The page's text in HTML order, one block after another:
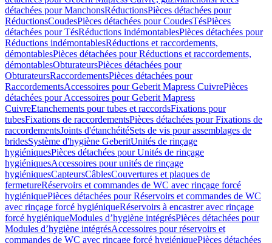
détachées pour ManchonsRéductionsPièces détachées pour
RéductionsCoudesPièces détachées pour CoudesTésPièces
détachées pour TésRéductions indémontablesPièces détachées pour
Réductions indémontablesRéductions et raccordements,
démontablesPièces détachées pour Réductions et raccordements,
démontablesObturateursPièces détachées pour
ObturateursRaccordementsPièces détachées pour
RaccordementsAccessoires pour Geberit Mapress CuivrePièces
détachées pour Accessoires pour Geberit Mapress
CuivreEtanchements pour tubes et raccordsFixations pour
tubesFixations de raccordementsPièces détachées pour Fixations de
raccordementsJoints d'étanchéitéSets de vis pour assemblages de
bridesSystème d'hygiène GeberitUnités de rinçage
hygiéniquesPièces détachées pour Unités de rinçage
hygiéniquesAccessoires pour unités de rinçage
hygiéniquesCapteursCâblesCouvertures et plaques de
fermetureRéservoirs et commandes de WC avec rinçage forcé
hygiéniquePièces détachées pour Réservoirs et commandes de WC
avec rinçage forcé hygiéniqueRéservoirs à encastrer avec rinçage
forcé hygiéniqueModules d’hygiène intégrésPièces détachées pour
Modules d’hygiène intégrésAccessoires pour réservoirs et
commandes de WC avec rinçage forcé hygiéniquePièces détachées